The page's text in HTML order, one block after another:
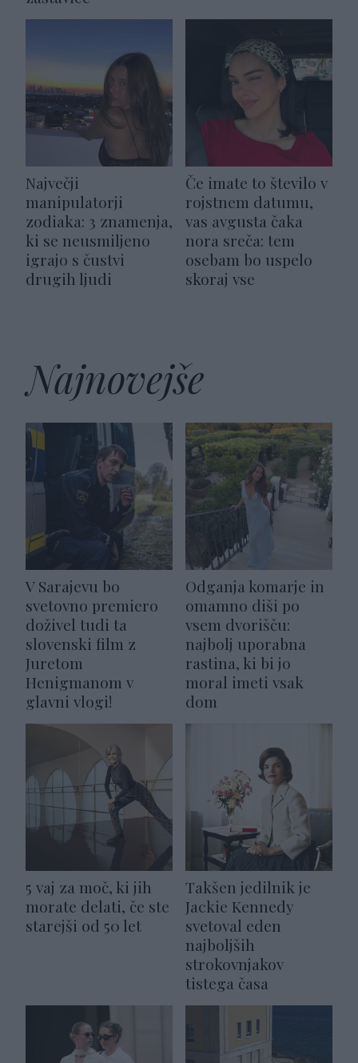
Največji
manipulatorji
zodiaka: 3 znamenja,
ki se neusmiljeno
igrajo s čustvi
drugih ljudi
Če imate to število v
rojstnem datumu,
vas avgusta čaka
nora sreča: tem
osebam bo uspelo
skoraj vse
Najnovejše
V Sarajevu bo
svetovno premiero
doživel tudi ta
slovenski film z
Juretom
Henigmanom v
glavni vlogi!
Odganja komarje in
omamno diši po
vsem dvorišču:
najbolj uporabna
rastina, ki bi jo
moral imeti vsak
dom
5 vaj za moč, ki jih
morate delati, če ste
starejši od 50 let
Takšen jedilnik je
Jackie Kennedy
svetoval eden
najboljših
strokovnjakov
tistega časa